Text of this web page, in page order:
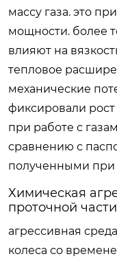
массу газа. это
мощности. более
влияют на
тепловое
механические
фиксировали рост
при работе с
сравнению с
полученными при
Химическая
проточной части
агрессивная
колеса со